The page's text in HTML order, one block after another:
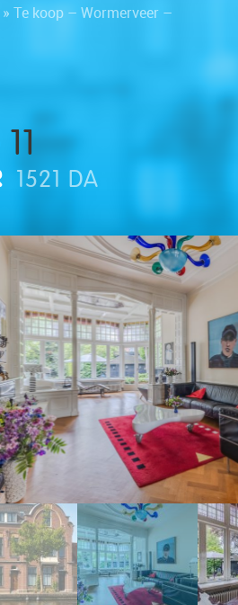
» Te koop – Wormerveer –
1521 DA
11, 1521 DA –